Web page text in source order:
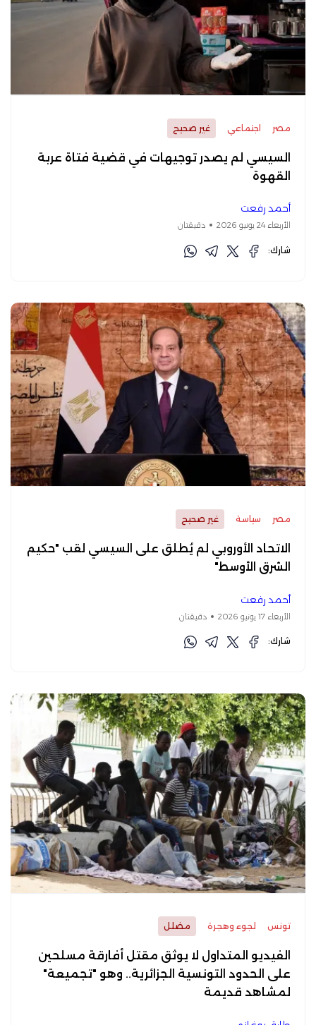
مصر اجتماعي غير صحيح
السيسي لم يصدر توجيهات في قضية فتاة عربة
القهوة
أحمد رفعت
الأربعاء 24 يونيو 2026 دقيقتان
شارك:
مصر سياسة غير صحيح
الاتحاد الأوروبي لم يُطلق على السيسي لقب "حكيم
الشرق الأوسط"
أحمد رفعت
الأربعاء 17 يونيو 2026 دقيقتان
شارك:
تونس لجوء وهجرة مضلل
الفيديو المتداول لا يوثق مقتل أفارقة مسلحين
على الحدود التونسية الجزائرية.. وهو "تجميعة"
لمشاهد قديمة